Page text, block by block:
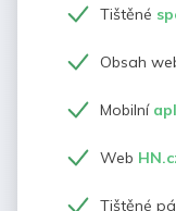
Tištěné
Obsah
Mobilní
Web
Tištěné